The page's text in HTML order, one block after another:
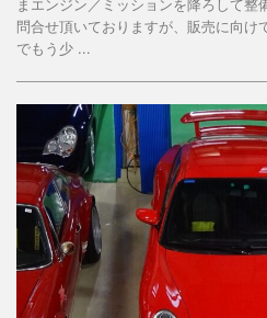
まエンジン／ミッションを降ろして整
問合せ頂いておりますが、販売に向け
でもう少 ...